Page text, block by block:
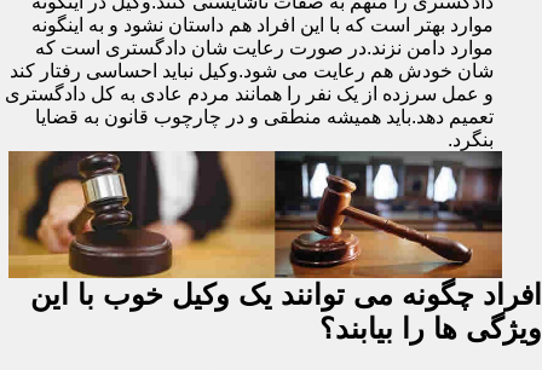
موارد بهتر است که با این افراد هم داستان نشود و به اینگونه
موارد دامن نزند.در صورت رعایت شان دادگستری است که
شان خودش هم رعایت می شود.وکیل نباید احساسی رفتار کند
و عمل سرزده از یک نفر را همانند مردم عادی به کل دادگستری
تعمیم دهد.باید همیشه منطقی و در چارچوب قانون به قضایا
بنگرد.
افراد چگونه می توانند یک وکیل خوب با این
ویژگی ها را بیابند؟